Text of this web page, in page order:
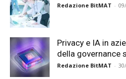
Redazione BitMAT -
Privacy e IA in
della governance
Redazione BitMAT -